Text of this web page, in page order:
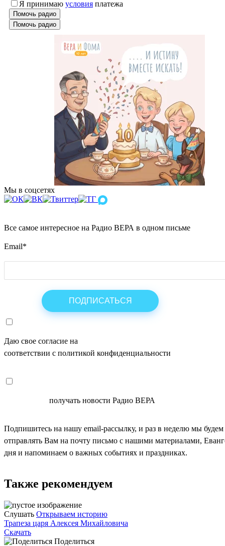
Я принимаю условия платежа
Помочь радио
Помочь радио
Мы в соцсетях
Все самое интересное на Радио ВЕРА в одном письме
Email*
Даю свое согласие на
соответствии с политикой конфиденциальности
получать новости Радио ВЕРА
Подпишитесь на нашу email-рассылку, и раз в неделю мы будем
отправлять Вам на почту письмо с нашими материалами,
дня и напоминаем о важных событиях и праздниках.
Также рекомендуем
Слушать Открываем историю
Трапеза царя Алексея Михайловича
Скачать
Поделиться